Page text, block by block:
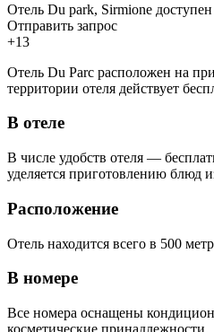
Отель Du park, Sirmione доступен
Отправить запрос
+13
Отель Du Parc расположен на
территории отеля действует
В отеле
В числе удобств отеля —
уделяется приготовлению блюд
Расположение
Отель находится всего в 500
В номере
Все номера оснащены
косметические принадлежности.